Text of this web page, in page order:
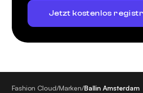
Jetzt kostenlos
Fashion Cloud/Marken/Ballin Amsterdam